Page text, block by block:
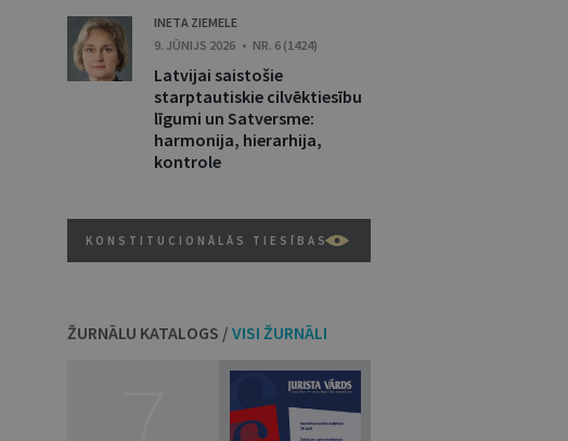
INETA ZIEMELE
9. JŪNIJS 2026 • NR. 6 (1424)
Latvijai saistošie
starptautiskie cilvēktiesību
līgumi un Satversme:
harmonija, hierarhija,
kontrole
KONSTITUCIONĀLĀS TIESĪBAS
ŽURNĀLU KATALOGS / VISI ŽURNĀLI